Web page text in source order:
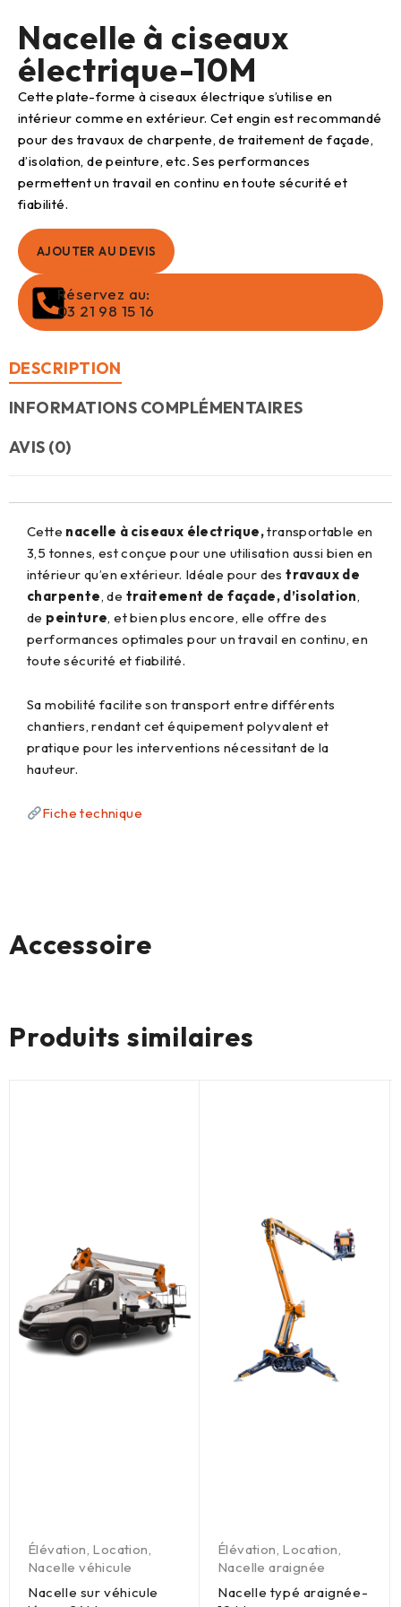
Nacelle à ciseaux
électrique-10M
Cette plate-forme à ciseaux électrique s’utilise en
intérieur comme en extérieur. Cet engin est recommandé
pour des travaux de charpente, de traitement de façade,
d’isolation, de peinture, etc. Ses performances
permettent un travail en continu en toute sécurité et
fiabilité.
AJOUTER AU DEVIS
Réservez au:
03 21 98 15 16
DESCRIPTION
INFORMATIONS COMPLÉMENTAIRES
AVIS (0)
Cette nacelle à ciseaux électrique,transportable en
3,5 tonnes, est conçue pour une utilisation aussi bien en
intérieur qu’en extérieur. Idéale pour destravaux de
charpente, de traitement de façade, d’isolation,
de peinture, et bien plus encore, elle offre des
performances optimales pour un travail en continu, en
toute sécurité et fiabilité.
Sa mobilité facilite son transport entre différents
chantiers, rendant cet équipement polyvalent et
pratique pour les interventions nécessitant de la
hauteur.
Fiche technique
Accessoire
Produits similaires
Élévation, Location,
Nacelle véhicule
Nacelle sur véhicule
Élévation, Location,
Nacelle araignée
Nacelle typé araignée-